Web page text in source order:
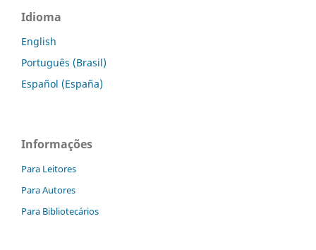
Idioma
English
Português (Brasil)
Español (España)
Informações
Para Leitores
Para Autores
Para Bibliotecários